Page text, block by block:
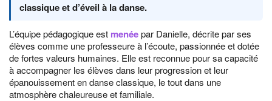
classique et d’éveil à la danse.
L’équipe pédagogique est menéepar Danielle, décrite par ses
élèves comme une professeure à l’écoute, passionnée et dotée
de fortes valeurs humaines. Elle est reconnue pour sa capacité
à accompagner les élèves dans leur progression et leur
épanouissement en danse classique, le tout dans une
atmosphère chaleureuse et familiale.